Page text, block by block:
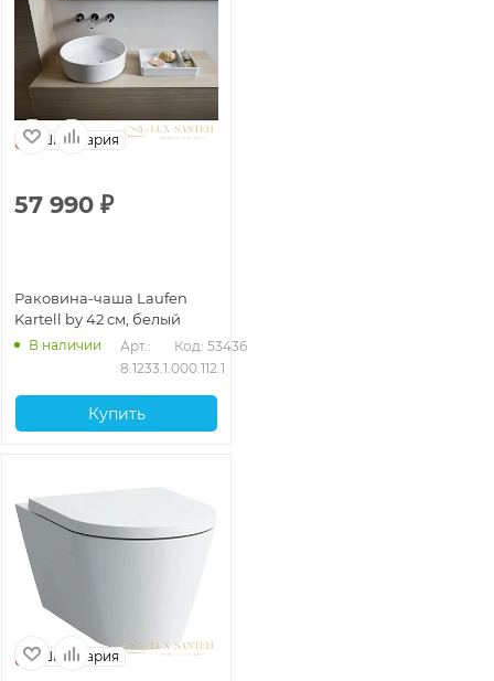
Швейцария
57 990 ₽
Раковина-чаша Laufen
Kartell by 42 см, белый
В наличии
Арт.:
8.1233.1.000.112.1
Код: 53436
Купить
Швейцария